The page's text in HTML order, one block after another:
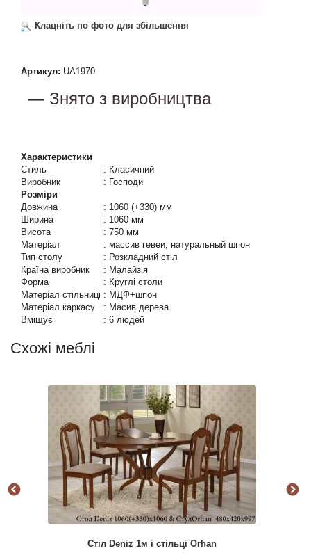
Клацніть по фото для збільшення
Артикул: UA1970
— Знято з виробництва
Характеристики
Стиль
: Класичний
Виробник
: Господи
Розміри
Довжина
: 1060 (+330) мм
Ширина
: 1060 мм
Висота
: 750 мм
Матеріал
: массив гевеи, натуральный шпон
Тип столу
: Розкладний стіл
Країна виробник
: Малайзія
Форма
: Круглі столи
Матеріал стільниці : МДФ+шпон
Матеріал каркасу
: Масив дерева
Вміщує
: 6 людей
Схожі меблі
Стіл Deniz 1м і стільці Orhan